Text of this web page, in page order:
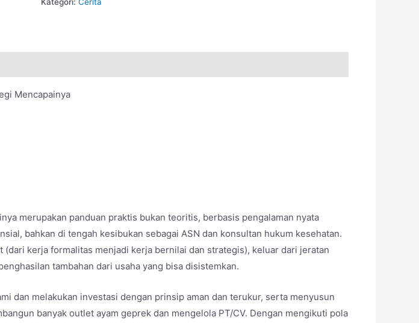
Mencapainya
merupakan panduan praktis bukan teoritis, berbasis pengalaman nyata
bahkan di tengah kesibukan sebagai ASN dan konsultan hukum kesehatan.
kerja formalitas menjadi kerja bernilai dan strategis), keluar dari jeratan
tambahan dari usaha yang bisa disistemkan.
dan melakukan investasi dengan prinsip aman dan terukur, serta menyusun
banyak outlet ayam geprek dan mengelola PT/CV. Dengan mengikuti pola